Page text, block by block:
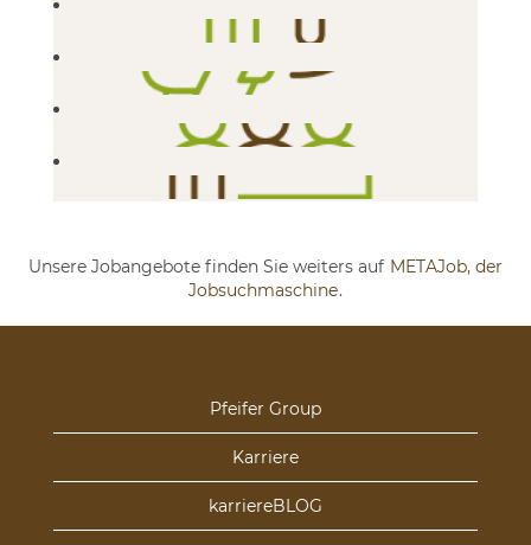
Unsere Jobangebote finden Sie weiters auf METAJob, der
Jobsuchmaschine.
Pfeifer Group
Karriere
karriereBLOG